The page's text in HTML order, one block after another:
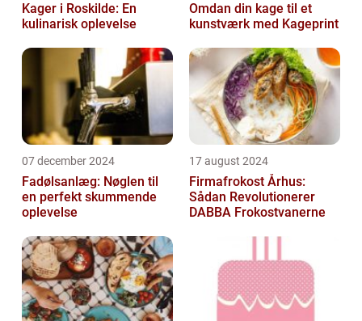
Kager i Roskilde: En
kulinarisk oplevelse
Omdan din kage til et
kunstværk med Kageprint
07 december 2024
Fadølsanlæg: Nøglen til
en perfekt skummende
oplevelse
17 august 2024
Firmafrokost Århus:
Sådan Revolutionerer
DABBA Frokostvanerne